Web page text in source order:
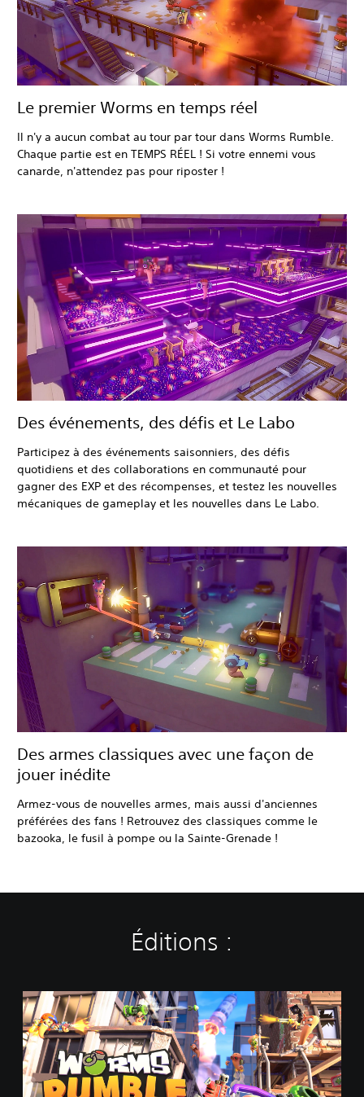
Le premier Worms en temps réel
Il n'y a aucun combat au tour par tour dans Worms Rumble.
Chaque partie est en TEMPS RÉEL ! Si votre ennemi vous
canarde, n'attendez pas pour riposter !
Des événements, des défis et Le Labo
Participez à des événements saisonniers, des défis
quotidiens et des collaborations en communauté pour
gagner des EXP et des récompenses, et testez les nouvelles
mécaniques de gameplay et les nouvelles dans Le Labo.
Des armes classiques avec une façon de
jouer inédite
Armez-vous de nouvelles armes, mais aussi d'anciennes
préférées des fans ! Retrouvez des classiques comme le
bazooka, le fusil à pompe ou la Sainte-Grenade !
Éditions :
W
o
r
m
s
R
u